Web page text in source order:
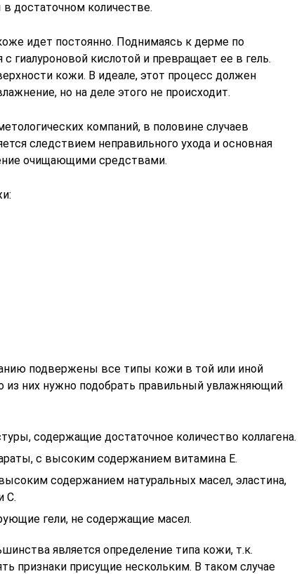
достаточном количестве.
идет постоянно. Поднимаясь к дерме по
с гиалуроновой кислотой и превращает ее в гель.
кожи. В идеале, этот процесс должен
но на деле этого не происходит.
компаний, в половине случаев
следствием неправильного ухода и основная
очищающими средствами.
подвержены все типы кожи в той или иной
из них нужно подобрать правильный увлажняющий
содержащие достаточное количество коллагена.
с высоким содержанием витамина E.
содержанием натуральных масел, эластина,
C.
гели, не содержащие масел.
является определение типа кожи, т.к.
признаки присущие нескольким. В таком случае